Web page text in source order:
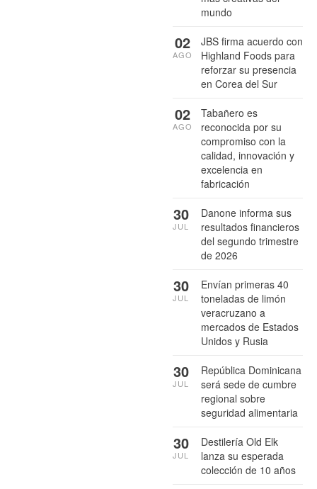
mundo
JBS firma acuerdo con
Highland Foods para
reforzar su presencia
en Corea del Sur
02
AGO
Tabañero es
reconocida por su
compromiso con la
calidad, innovación y
excelencia en
fabricación
02
AGO
Danone informa sus
resultados financieros
del segundo trimestre
de 2026
30
JUL
Envían primeras 40
toneladas de limón
veracruzano a
mercados de Estados
Unidos y Rusia
30
JUL
República Dominicana
será sede de cumbre
regional sobre
seguridad alimentaria
30
JUL
Destilería Old Elk
lanza su esperada
colección de 10 años
30
JUL